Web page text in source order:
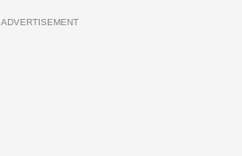
ADVERTISEMENT